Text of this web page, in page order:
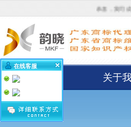
恭喜，我司成功认定为“广东
关于
在线客服